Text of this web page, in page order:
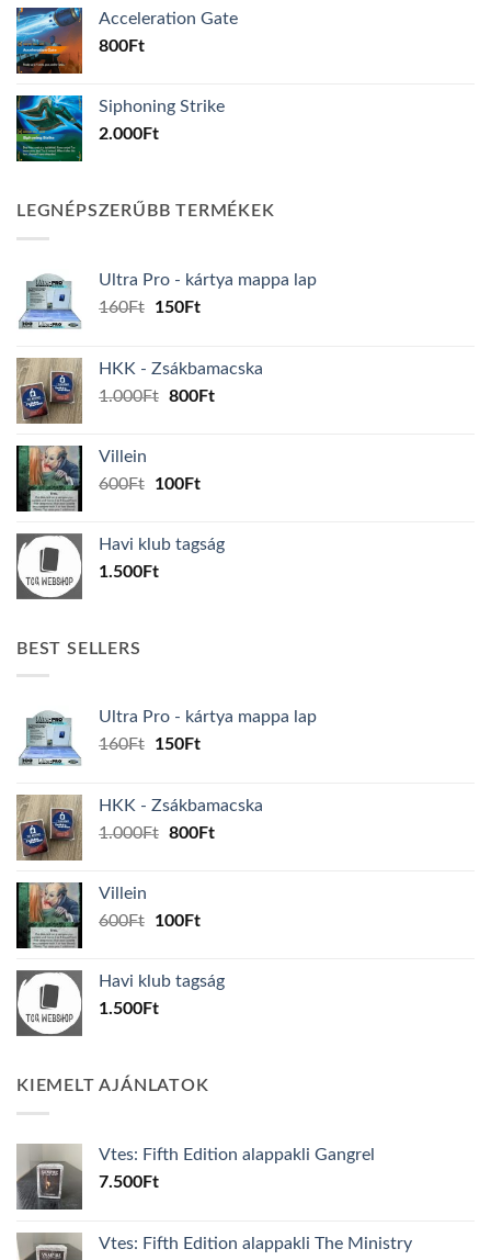
Acceleration Gate
800Ft
Siphoning Strike
2.000Ft
LEGNÉPSZERŰBB TERMÉKEK
Ultra Pro - kártya mappa lap
160Ft
Original
160Ft.
150FtCurrent
150Ft.
HKK - Zsákbamacska
1.000Ft Original
800FtCurrent
Villein
600Ft
Original
600Ft.
100FtCurrent
100Ft.
Havi klub tagság
1.500Ft
BEST SELLERS
Ultra Pro - kártya mappa lap
160Ft
Original
160Ft.
150FtCurrent
150Ft.
HKK - Zsákbamacska
1.000Ft Original
800FtCurrent
Villein
600Ft
Original
600Ft.
100FtCurrent
100Ft.
Havi klub tagság
1.500Ft
KIEMELT AJÁNLATOK
Vtes: Fifth Edition alappakli Gangrel
7.500Ft
Vtes: Fifth Edition alappakli The Ministry